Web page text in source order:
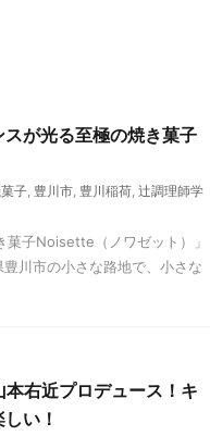
スが光る至極の焼き菓子
子, 豊川市, 豊川稲荷, 辻調理師学
子Noisette（ノワゼット）」
川市の小さな路地で、小さな
本右近プロデュース！キ
い！